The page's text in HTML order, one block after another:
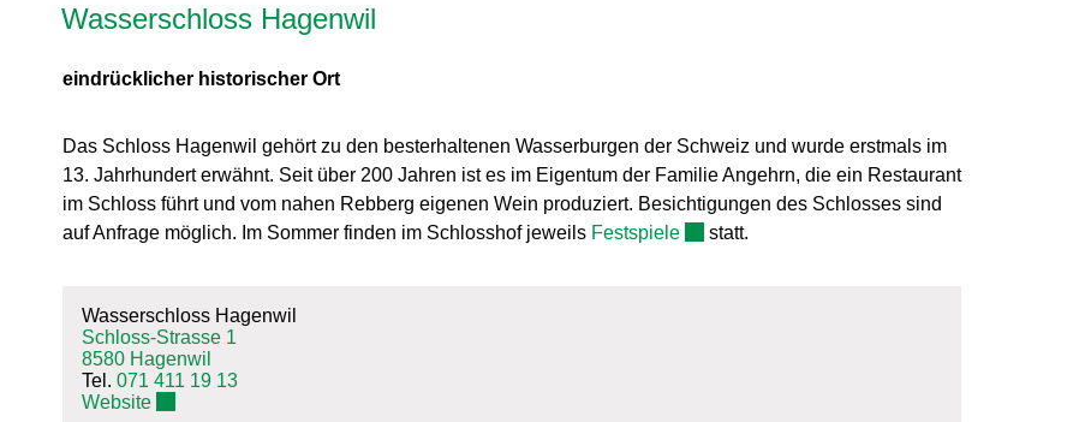
Inhalt
Wasserschloss Hagenwil
eindrücklicher historischer Ort
Das Schloss Hagenwil gehört zu den besterhaltenen Wasserburgen der Schweiz und wurde erstmals im
13. Jahrhundert erwähnt. Seit über 200 Jahren ist es im Eigentum der Familie Angehrn, die ein Restaurant
im Schloss führt und vom nahen Rebberg eigenen Wein produziert. Besichtigungen des Schlosses sind
auf Anfrage möglich. Im Sommer finden im Schlosshof jeweils FestspieleExterner Link wird in einem neuen Fenster
statt.
Wasserschloss Hagenwil
Schloss-Strasse 1
8580 Hagenwil
Tel. 071 411 19 13
WebsiteExterner Link wird in einem neuen Fenster geöffnet.